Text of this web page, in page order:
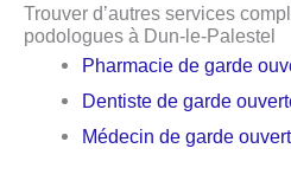
Trouver d’autres services
podologues à Dun-le-Palestel
Pharmacie de garde
Dentiste de garde
Médecin de garde